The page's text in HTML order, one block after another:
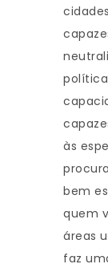
às
bem
quem
áreas
faz